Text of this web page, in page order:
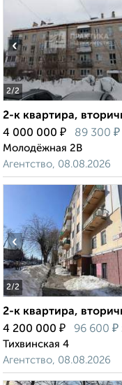
2/2
‹
2-к квартира,
4 000 000 ₽ 89 300 ₽
Молодёжная 2В
Агентство, 08.08.2026
2/2
‹
2-к квартира,
4 200 000 ₽ 96 600 ₽
Тихвинская 4
Агентство, 08.08.2026